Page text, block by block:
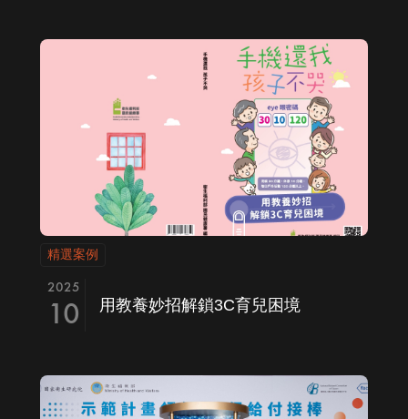
2025
10 用教養妙招解鎖3C育兒困境
精選案例